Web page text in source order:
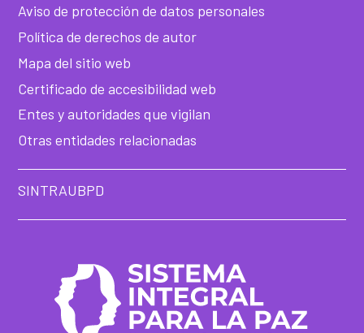
Aviso de protección de datos personales
Política de derechos de autor
Mapa del sitio web
Certificado de accesibilidad web
Entes y autoridades que vigilan
Otras entidades relacionadas
SINTRAUBPD